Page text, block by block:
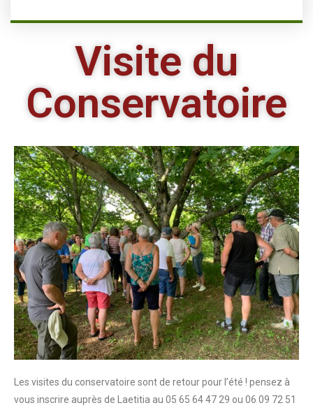
Visite du
Conservatoire
Les visites du conservatoire sont de retour pour l’été ! pensez à
vous inscrire auprès de Laetitia au 05 65 64 47 29 ou 06 09 72 51